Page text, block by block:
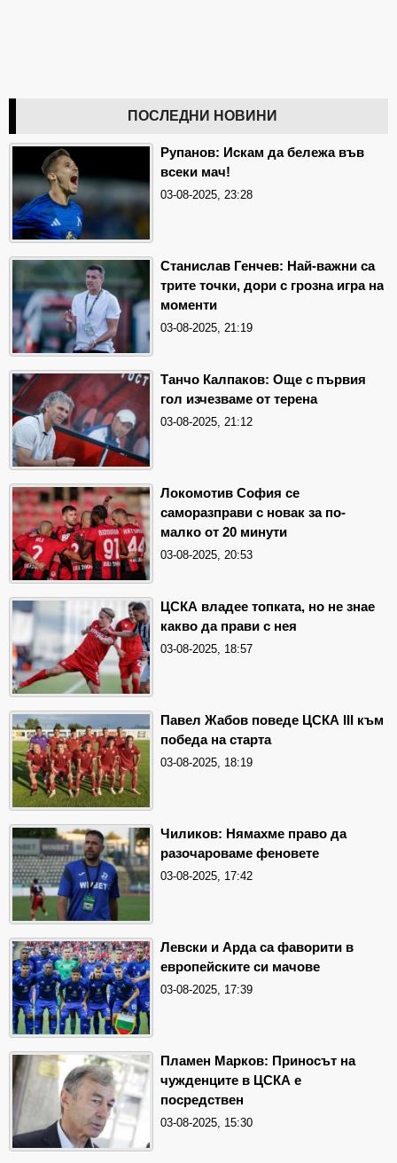
ПОСЛЕДНИ НОВИНИ
Рупанов: Искам да бележа във
всеки мач!
03-08-2025, 23:28
Станислав Генчев: Най-важни са
трите точки, дори с грозна игра на
моменти
03-08-2025, 21:19
Танчо Калпаков: Още с първия
гол изчезваме от терена
03-08-2025, 21:12
Локомотив София се
саморазправи с новак за по-
малко от 20 минути
03-08-2025, 20:53
ЦСКА владее топката, но не знае
какво да прави с нея
03-08-2025, 18:57
Павел Жабов поведе ЦСКА III към
победа на старта
03-08-2025, 18:19
Чиликов: Нямахме право да
разочароваме феновете
03-08-2025, 17:42
Левски и Арда са фаворити в
европейските си мачове
03-08-2025, 17:39
Пламен Марков: Приносът на
чужденците в ЦСКА е
посредствен
03-08-2025, 15:30